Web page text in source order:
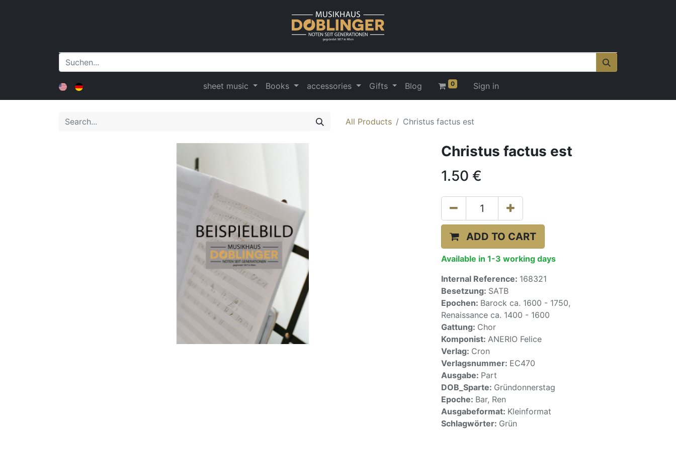
sheet music Books accessories Gifts Blog 0 Sign in
All Products Christus factus est
Christus factus est
1.50 €
ADD TO CART
Available in 1-3 working days
Internal Reference: 168321
Besetzung: SATB
Epochen: Barock ca. 1600 - 1750,
Renaissance ca. 1400 - 1600
Gattung: Chor
Komponist: ANERIO Felice
Verlag: Cron
Verlagsnummer: EC470
Ausgabe: Part
DOB_Sparte: Gründonnerstag
Epoche: Bar, Ren
Ausgabeformat: Kleinformat
Schlagwörter: Grün